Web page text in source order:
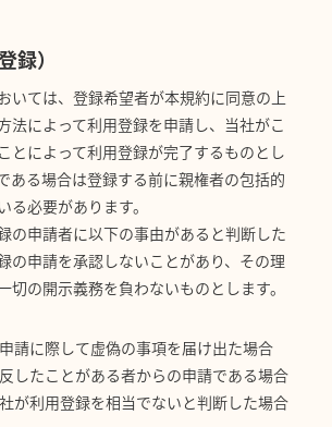
録）
いては、登録希望者が本規約に同意の上
法によって利用登録を申請し、当社がこ
とによって利用登録が完了するものとし
ある場合は登録する前に親権者の包括的
る必要があります。
の申請者に以下の事由があると判断した
の申請を承認しないことがあり、その理
切の開示義務を負わないものとします。
請に際して虚偽の事項を届け出た場合
したことがある者からの申請である場合
が利用登録を相当でないと判断した場合